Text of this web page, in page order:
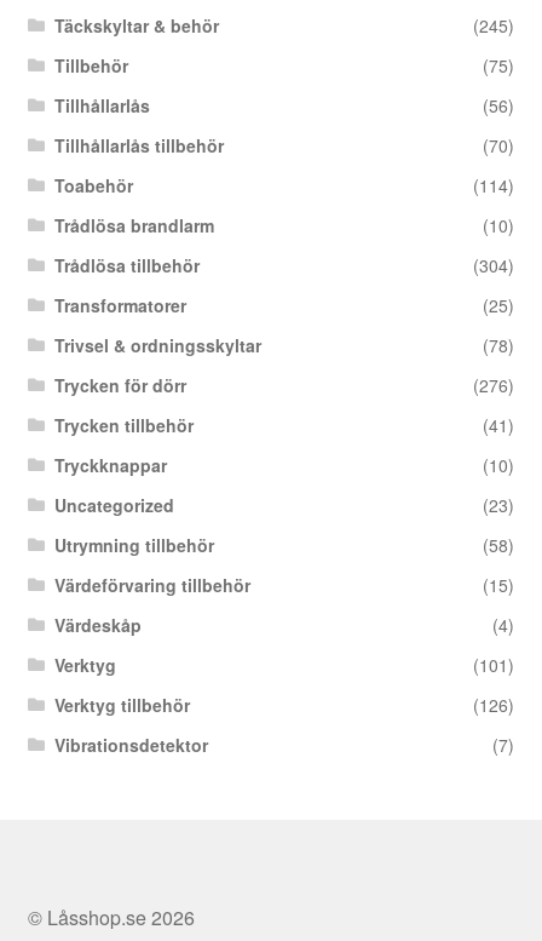
Täckskyltar & behör
(245)
Tillbehör
(75)
Tillhållarlås
(56)
Tillhållarlås tillbehör
(70)
Toabehör
(114)
Trådlösa brandlarm
(10)
Trådlösa tillbehör
(304)
Transformatorer
(25)
Trivsel & ordningsskyltar
(78)
Trycken för dörr
(276)
Trycken tillbehör
(41)
Tryckknappar
(10)
Uncategorized
(23)
Utrymning tillbehör
(58)
Värdeförvaring tillbehör
(15)
Värdeskåp
(4)
Verktyg
(101)
Verktyg tillbehör
(126)
Vibrationsdetektor
(7)
© Låsshop.se 2026